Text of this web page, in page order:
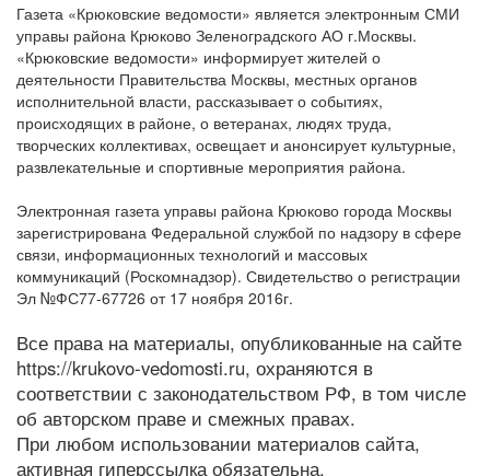
Газета «Крюковские ведомости» является электронным СМИ
управы района Крюково Зеленоградского АО г.Москвы.
«Крюковские ведомости» информирует жителей о
деятельности Правительства Москвы, местных органов
исполнительной власти, рассказывает о событиях,
происходящих в районе, о ветеранах, людях труда,
творческих коллективах, освещает и анонсирует культурные,
развлекательные и спортивные мероприятия района.
Электронная газета управы района Крюково города Москвы
зарегистрирована Федеральной службой по надзору в сфере
связи, информационных технологий и массовых
коммуникаций (Роскомнадзор). Свидетельство о регистрации
Эл №ФС77-67726 от 17 ноября 2016г.
Все права на материалы, опубликованные на сайте
https://krukovo-vedomosti.ru, охраняются в
соответствии с законодательством РФ, в том числе
об авторском праве и смежных правах.
При любом использовании материалов сайта,
активная гиперссылка обязательна.